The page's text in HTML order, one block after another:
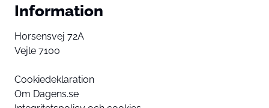
Information
Horsensvej 72A
Vejle 7100
Cookiedeklaration
Om Dagens.se